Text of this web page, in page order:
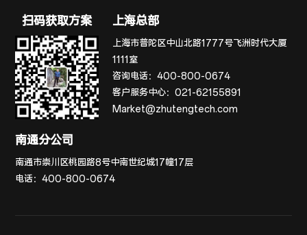
扫码获取方案 上海总部
上海市普陀区中山北路1777号飞洲时代大厦
1111室
咨询电话：400-800-0674
客户服务中心：021-62155891
Market@zhutengtech.com
南通分公司
南通市崇川区桃园路8号中南世纪城17幢17层
电话：400-800-0674